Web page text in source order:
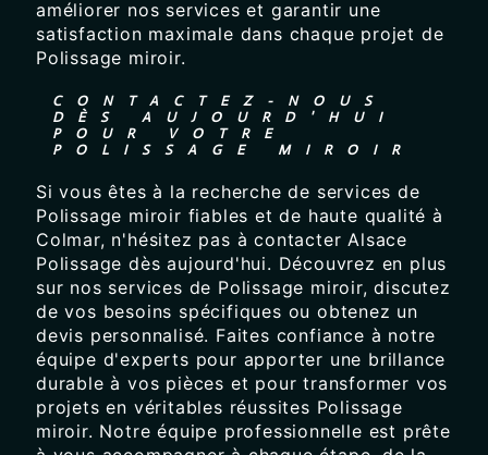
améliorer nos services et garantir une
satisfaction maximale dans chaque projet de
Polissage miroir.
CONTACTEZ-NOUS
DÈS AUJOURD'HUI
POUR VOTRE
POLISSAGE MIROIR
Si vous êtes à la recherche de services de
Polissage miroir fiables et de haute qualité à
Colmar, n'hésitez pas à contacter Alsace
Polissage dès aujourd'hui. Découvrez en plus
sur nos services de Polissage miroir, discutez
de vos besoins spécifiques ou obtenez un
devis personnalisé. Faites confiance à notre
équipe d'experts pour apporter une brillance
durable à vos pièces et pour transformer vos
projets en véritables réussites Polissage
miroir. Notre équipe professionnelle est prête